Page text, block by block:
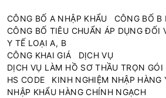
CÔNG BỐ A NHẬP KHẨU
CÔNG BỐ B
CÔNG BỐ TIÊU CHUẨN ÁP DỤNG ĐỐI
Y TẾ LOẠI A, B
CÔNG KHAI GIÁ
DỊCH VỤ
DỊCH VỤ LÀM HỒ SƠ THẦU TRỌN GÓI
HS CODE
KINH NGHIỆM NHẬP HÀNG
NHẬP KHẨU HÀNG CHÍNH NGẠCH